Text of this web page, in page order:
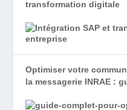
transformation digitale
Optimiser votre
la messagerie INRAE :